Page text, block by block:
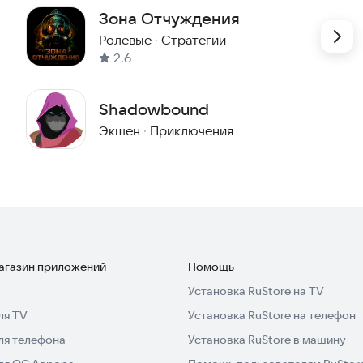
стилем борьбы и собственными
от того, кем вы играете. Таким образом, каждый
и артефакты. У каждого персонажа есть своя
доступ к разгадкам тайн и новым историям
Зона Отчуждения
Ролевые · Стратегии
2,6
Shadowbound
Экшен · Приключения
приложений
TV
телефона
Помощь
Установка RuStore на TV
Установка RuStore на телефон
Установка RuStore в машину